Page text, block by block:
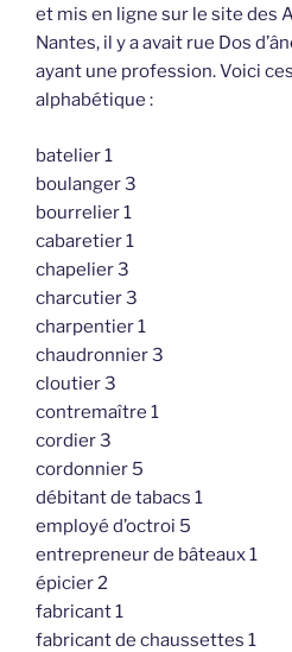
et mis en ligne sur le site des
Nantes, il y a avait rue Dos
ayant une profession. Voici
alphabétique :
batelier 1
boulanger 3
bourrelier 1
cabaretier 1
chapelier 3
charcutier 3
charpentier 1
chaudronnier 3
cloutier 3
contremaître 1
cordier 3
cordonnier 5
débitant de tabacs 1
employé d’octroi 5
entrepreneur de bâteaux 1
épicier 2
fabricant 1
fabricant de chaussettes 1